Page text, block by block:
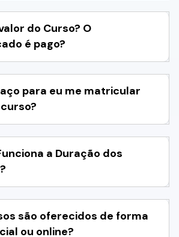
do Curso? O
é pago?
para eu me matricular
a Duração dos
são oferecidos de forma
ou online?